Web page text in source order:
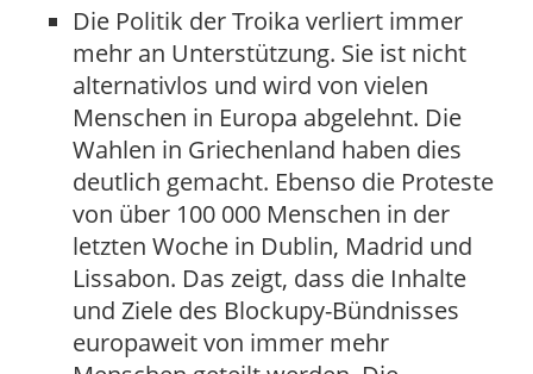
Die Politik der Troika verliert immer
mehr an Unterstützung. Sie ist nicht
alternativlos und wird von vielen
Menschen in Europa abgelehnt. Die
Wahlen in Griechenland haben dies
deutlich gemacht. Ebenso die Proteste
von über 100 000 Menschen in der
letzten Woche in Dublin, Madrid und
Lissabon. Das zeigt, dass die Inhalte
und Ziele des Blockupy-Bündnisses
europaweit von immer mehr